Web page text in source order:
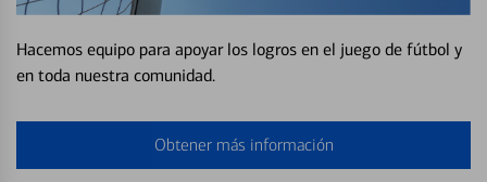
Hacemos equipo para apoyar los logros en el juego de fútbol y
en toda nuestra comunidad.
Obtener más información